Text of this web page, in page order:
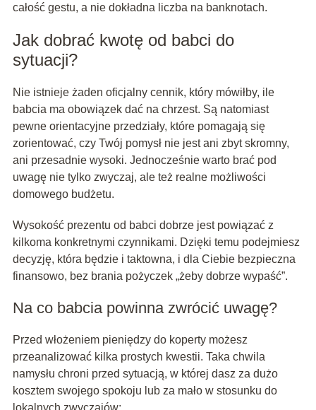
całość gestu, a nie dokładna liczba na banknotach.
Jak dobrać kwotę od babci do
sytuacji?
Nie istnieje żaden oficjalny cennik, który mówiłby, ile
babcia ma obowiązek dać na chrzest. Są natomiast
pewne orientacyjne przedziały, które pomagają się
zorientować, czy Twój pomysł nie jest ani zbyt skromny,
ani przesadnie wysoki. Jednocześnie warto brać pod
uwagę nie tylko zwyczaj, ale też realne możliwości
domowego budżetu.
Wysokość prezentu od babci dobrze jest powiązać z
kilkoma konkretnymi czynnikami. Dzięki temu podejmiesz
decyzję, która będzie i taktowna, i dla Ciebie bezpieczna
finansowo, bez brania pożyczek „żeby dobrze wypaść”.
Na co babcia powinna zwrócić uwagę?
Przed włożeniem pieniędzy do koperty możesz
przeanalizować kilka prostych kwestii. Taka chwila
namysłu chroni przed sytuacją, w której dasz za dużo
kosztem swojego spokoju lub za mało w stosunku do
lokalnych zwyczajów: